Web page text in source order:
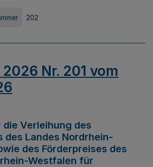
202
2026 Nr. 201 vom
Verleihung des
des Landes Nordrhein-
des Förderpreises des
Westfalen für